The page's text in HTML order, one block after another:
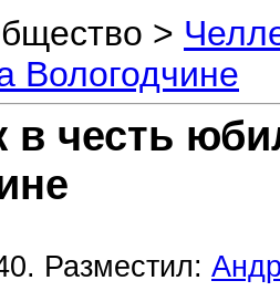
>
Вологодчине
честь
Разместил: